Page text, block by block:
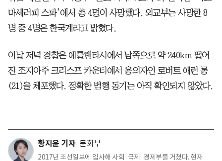
마세러피 스파’에서 총 4명이 사망했다. 외교부는 사망한 8
명 중 4명은 한국계라고 밝혔다.
이날 저녁 경찰은 애틀랜타시에서 남쪽으로 약 240km 떨어
진 조지아주 크리스프 카운티에서 용의자인 로버트 애런 롱
(21)을 체포했다. 정확한 범행 동기는 아직 확인되지 않았다.
황지윤 기자 문화부
2017년 조선일보에 입사해 사회·국제·경제부를 거쳤다. 현재